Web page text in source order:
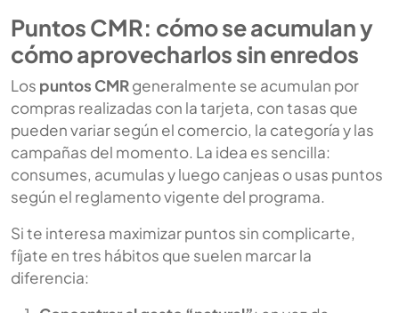
Puntos CMR: cómo se acumulan y
cómo aprovecharlos sin enredos
Los puntos CMRgeneralmente se acumulan por
compras realizadas con la tarjeta, con tasas que
pueden variar según el comercio, la categoría y las
campañas del momento. La idea es sencilla:
consumes, acumulas y luego canjeas o usas puntos
según el reglamento vigente del programa.
Si te interesa maximizar puntos sin complicarte,
fíjate en tres hábitos que suelen marcar la
diferencia: